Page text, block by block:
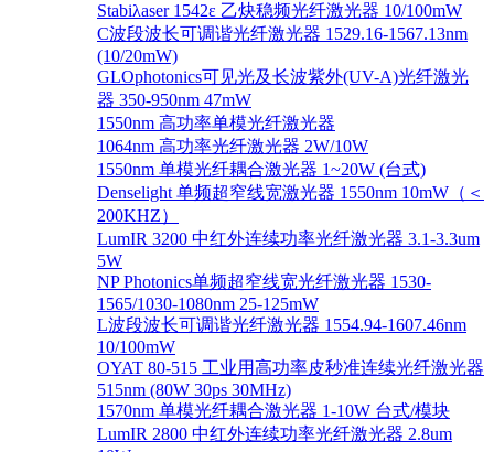
Stabiλaser 1542ε 乙炔稳频光纤激光器 10/100mW
C波段波长可调谐光纤激光器 1529.16-1567.13nm
(10/20mW)
GLOphotonics可见光及长波紫外(UV-A)光纤激光
器 350-950nm 47mW
1550nm 高功率单模光纤激光器
1064nm 高功率光纤激光器 2W/10W
1550nm 单模光纤耦合激光器 1~20W (台式)
Denselight 单频超窄线宽激光器 1550nm 10mW（＜
200KHZ）
LumIR 3200 中红外连续功率光纤激光器 3.1-3.3um
5W
NP Photonics单频超窄线宽光纤激光器 1530-
1565/1030-1080nm 25-125mW
L波段波长可调谐光纤激光器 1554.94-1607.46nm
10/100mW
OYAT 80-515 工业用高功率皮秒准连续光纤激光器
515nm (80W 30ps 30MHz)
1570nm 单模光纤耦合激光器 1-10W 台式/模块
LumIR 2800 中红外连续功率光纤激光器 2.8um